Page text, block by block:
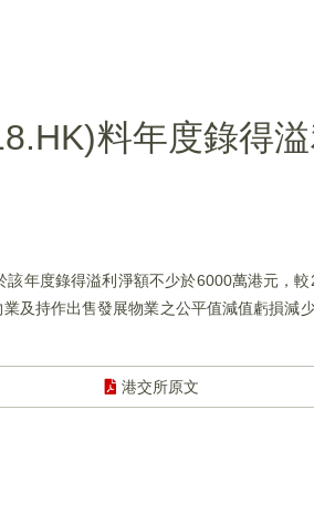
料年度錄得
該年度錄得溢利淨額不少於6000萬港元，
及持作出售發展物業之公平值減值虧損減
港交所原文